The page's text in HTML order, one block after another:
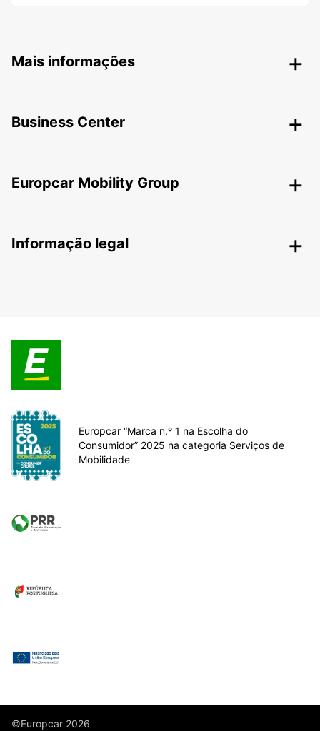
Mais informações
Business Center
Europcar Mobility Group
Informação legal
Europcar “Marca n.º 1 na Escolha do
Consumidor” 2025 na categoria Serviços de
Mobilidade
©Europcar 2026